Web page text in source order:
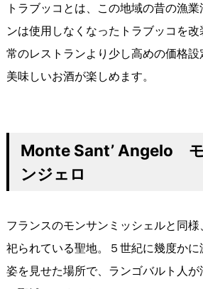
トラブッコとは、この地域の昔の漁
ンは使用しなくなったトラブッコを
常のレストランより少し高めの価格設
美味しいお酒が楽しめます。
Monte Sant’ Angelo
ンジェロ
フランスのモンサンミッシェルと同
祀られている聖地。５世紀に幾度か
姿を見せた場所で、ランゴバルト人